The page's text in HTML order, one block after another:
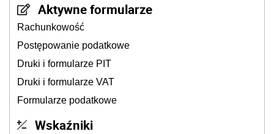
Aktywne formularze
Rachunkowość
Postępowanie podatkowe
Druki i formularze PIT
Druki i formularze VAT
Formularze podatkowe
Wskaźniki